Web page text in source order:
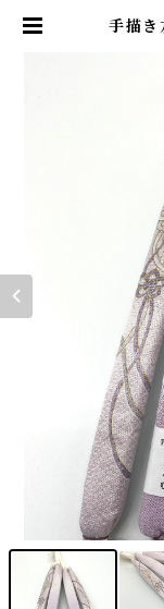
手描き